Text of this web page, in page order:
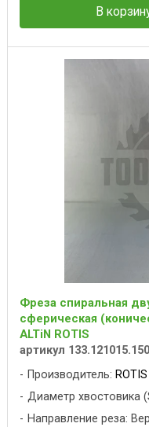
В
Фреза спиральная
сферическая
ALTiN ROTIS
артикул 133.121015.150
Производитель: ROTIS
Диаметр хвостовика
Направление реза: